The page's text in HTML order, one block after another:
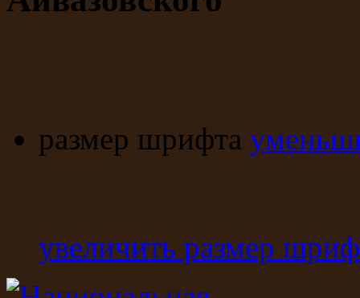
размер шрифта
увеличить размер